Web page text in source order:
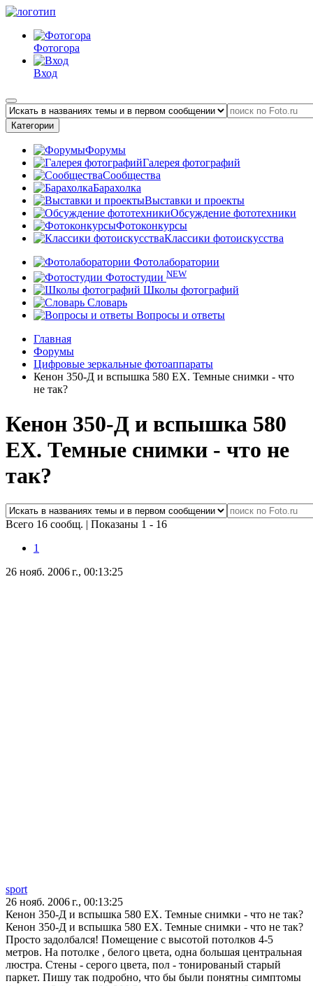
Фотогора
Вход
Категории
Форумы
Галерея фотографий
Сообщества
Барахолка
Выставки и проекты
Обсуждение фототехники
Фотоконкурсы
Классики фотоискусства
Фотолаборатории
Фотостудии NEW
Школы фотографий
Словарь
Вопросы и ответы
Главная
Форумы
Цифровые зеркальные фотоаппараты
Кенон 350-Д и вспышка 580 ЕХ. Темные снимки - что
не так?
Кенон 350-Д и вспышка 580
ЕХ. Темные снимки - что не
так?
Всего 16 сообщ. | Показаны 1 - 16
1
26 нояб. 2006 г., 00:13:25
sport
26 нояб. 2006 г., 00:13:25
Кенон 350-Д и вспышка 580 ЕХ. Темные снимки - что не так?
Кенон 350-Д и вспышка 580 ЕХ. Темные снимки - что не так?
Просто задолбался! Помещение с высотой потолков 4-5
метров. На потолке , белого цвета, одна большая центральная
люстра. Стены - серого цвета, пол - тонированый старый
паркет. Пишу так подробно, что бы были понятны симптомы